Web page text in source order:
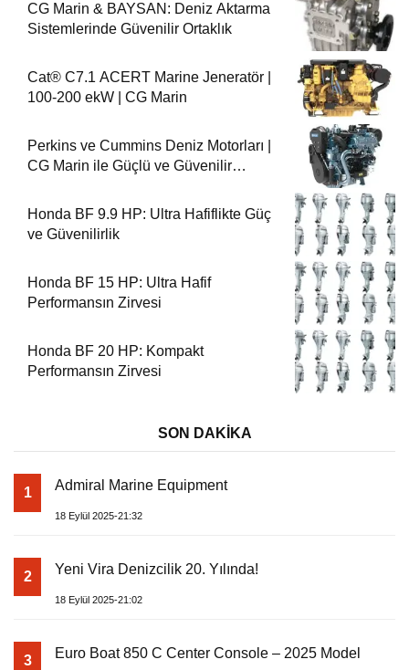
CG Marin & BAYSAN: Deniz Aktarma
Sistemlerinde Güvenilir Ortaklık
Cat® C7.1 ACERT Marine Jeneratör |
100-200 ekW | CG Marin
Perkins ve Cummins Deniz Motorları |
CG Marin ile Güçlü ve Güvenilir
Honda BF 9.9 HP: Ultra Hafiflikte Güç
ve Güvenilirlik
Honda BF 15 HP: Ultra Hafif
Performansın Zirvesi
Honda BF 20 HP: Kompakt
Performansın Zirvesi
SON DAKİKA
1 Admiral Marine Equipment
18 Eylül 2025-21:32
2 Yeni Vira Denizcilik 20. Yılında!
18 Eylül 2025-21:02
3 Euro Boat 850 C Center Console – 2025 Model